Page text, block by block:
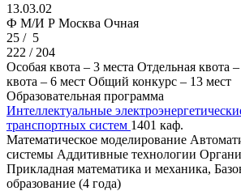
13.03.02
Ф M/И Р Москва Очная
25 / 5
222 / 204
Особая квота – 3 места Отдельная квота
квота – 6 мест Общий конкурс – 13 мест
Образовательная программа
Интеллектуальные
транспортных систем 1401 каф.
Математическое моделирование
системы Аддитивные технологии
Прикладная математика и механика,
образование (4 года)